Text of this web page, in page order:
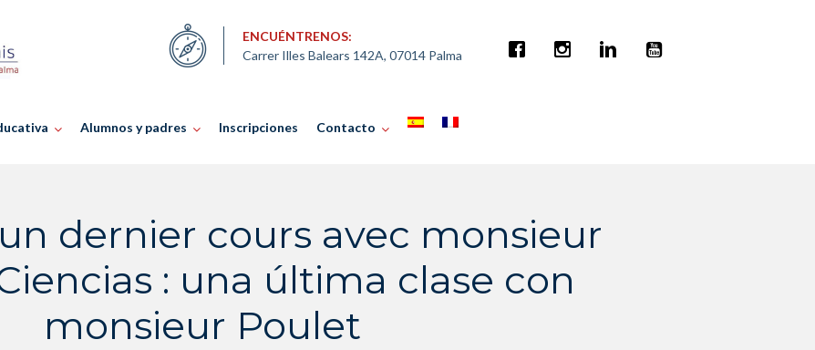
ENCUÉNTRENOS:
Carrer Illes Balears 142A, 07014 Palma
Alumnos y padres Inscripciones Contacto
dernier cours avec monsieur
: una última clase con
monsieur Poulet